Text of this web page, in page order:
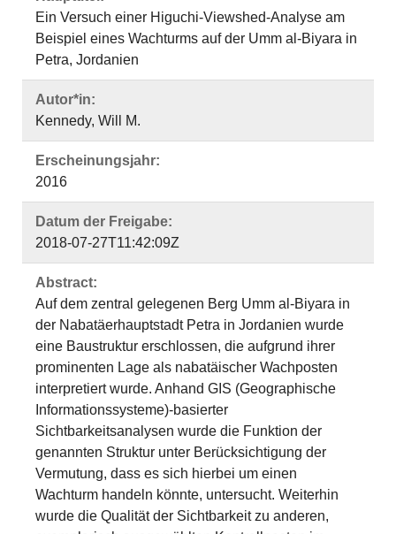
Ein Versuch einer Higuchi-Viewshed-Analyse am
Beispiel eines Wachturms auf der Umm al-Biyara in
Petra, Jordanien
Autor*in:
Kennedy, Will M.
Erscheinungsjahr:
2016
Datum der Freigabe:
2018-07-27T11:42:09Z
Abstract:
Auf dem zentral gelegenen Berg Umm al-Biyara in
der Nabatäerhauptstadt Petra in Jordanien wurde
eine Baustruktur erschlossen, die aufgrund ihrer
prominenten Lage als nabatäischer Wachposten
interpretiert wurde. Anhand GIS (Geographische
Informationssysteme)-basierter
Sichtbarkeitsanalysen wurde die Funktion der
genannten Struktur unter Berücksichtigung der
Vermutung, dass es sich hierbei um einen
Wachturm handeln könnte, untersucht. Weiterhin
wurde die Qualität der Sichtbarkeit zu anderen,